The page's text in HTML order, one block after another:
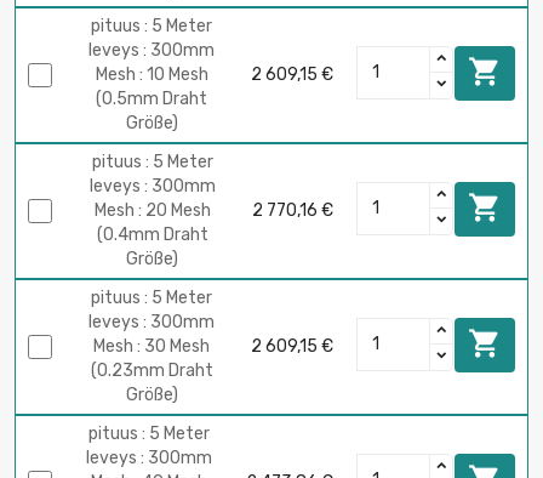
pituus : 5 Meter
leveys : 300mm
Mesh : 10 Mesh
(0.5mm Draht
Größe)
2 609,15 € 
pituus : 5 Meter
leveys : 300mm
Mesh : 20 Mesh
(0.4mm Draht
Größe)
2 770,16 € 
pituus : 5 Meter
leveys : 300mm
Mesh : 30 Mesh
(0.23mm Draht
Größe)
2 609,15 € 
pituus : 5 Meter
leveys : 300mm